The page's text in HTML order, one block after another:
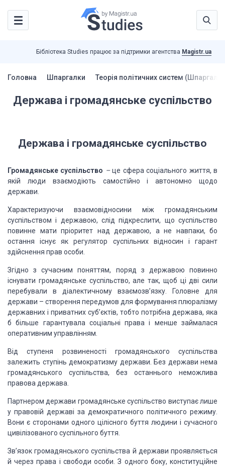
Бібліотека Studies працює за підтримки агентства Magistr.ua
Головна Шпаргалки Теорія політичних систем
Держава і громадянське суспільство
Держава і громадянське суспільство
Громадянське суспільство –це сфера соціального життя, в
якій люди взаємодіють самостійно і автономно щодо
держави
Характеризуючи взаємовідносини між громадянським
суспільством і державою, слід підкреслити, що суспільство
повинне мати пріоритет над державою, а не навпаки, бо
остання існує як регулятор суспільних відносин і гарант
здійснення прав особи.
Згідно з сучасним поняттям, поряд з державою повинно
існувати громадянське суспільство, але так, щоб ці дві сили
перебували в діалектичному взаємозв’язку. Головне для
держави – створення передумов для формування плюралізму
державних і приватних суб’єктів, тобто потрібна держава, яка
б більше гарантувала соціальні права і менше займалася
оперативним управлінням.
Від ступеня розвиненості громадянського суспільства
залежить ступінь демократизму держави.
Без держави нема
громадянського суспільства, без останнього неможлива
правова держава.
Партнером держави громадянське суспільство виступає лише
у правовій державі за демократичного політичного режиму.
Вони є сторонами одного цілісного буття людини і сучасного
цивілізованого суспільного буття.
Зв’язок громадянського суспільства й держави проявляється
й через права і свободи особи. З одного боку, конституційне